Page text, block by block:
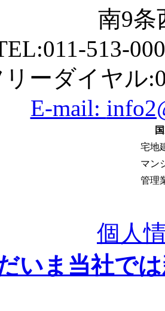
南9条
513-
リーダイヤル
E-mail:
宅地
マン
管理
個人
いま当社で